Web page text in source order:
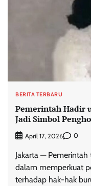
BERITA TERBARU
Pemerintah Hadir
Jadi Simbol
April 17, 2026 0
Jakarta —
dalam memperkuat
terhadap hak-hak